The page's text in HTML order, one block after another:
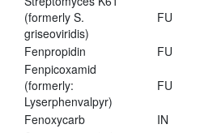
(formerly S.
griseoviridis)
FU
Fenpropidin FU
Fenpicoxamid
(formerly:
Lyserphenvalpyr)
FU
Fenoxycarb IN